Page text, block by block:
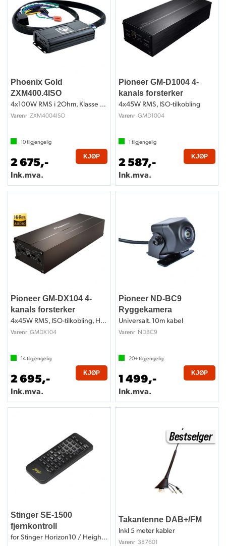
Phoenix Gold
ZXM400.4ISO
4x100W RMS i 2Ohm, Klasse D, ISO-kobling
Varenr ZXM4004ISO
10tilgjengelig
2 675,-
Ink.mva.
KJØP
Pioneer GM-D1004 4-
kanals forsterker
4x45W RMS, ISO-tilkobling
Varenr GMD1004
1 tilgjengelig
2 587,-
Ink.mva.
KJØP
Pioneer GM-DX104 4-
kanals forsterker
4x45W RMS, ISO-tilkobling, Hi-Res
Varenr GMDX104
14tilgjengelig
2 695,-
Ink.mva.
KJØP
Pioneer ND-BC9
Ryggekamera
Universalt. 10m kabel
Varenr NDBC9
20+tilgjengelig
1 499,-
Ink.mva.
KJØP
Stinger SE-1500
fjernkontroll
for Stinger Horizon10 / Heigh10(+)
Takantenne DAB+/FM
Inkl 5 meter kabler
Varenr 387601